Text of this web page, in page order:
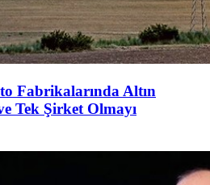
Fabrikalarında Altın
Tek Şirket Olmayı